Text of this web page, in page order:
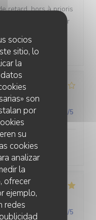
socios
sitio, lo
la
son
por
su
cookies
analizar
la
ofrecer
ejemplo,
redes
retard, hors à prioris
de ne pas accepter
carte qui
/5 Calidad / Precio /5
Calidad / Precio /5